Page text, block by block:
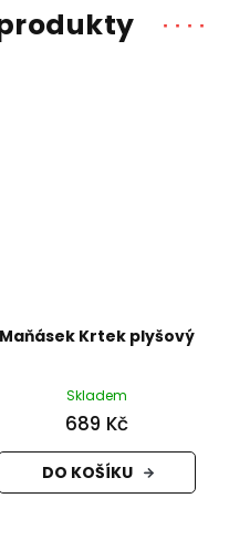
Maňásek Krtek plyšový
Skladem
689 Kč
DO KOŠÍKU